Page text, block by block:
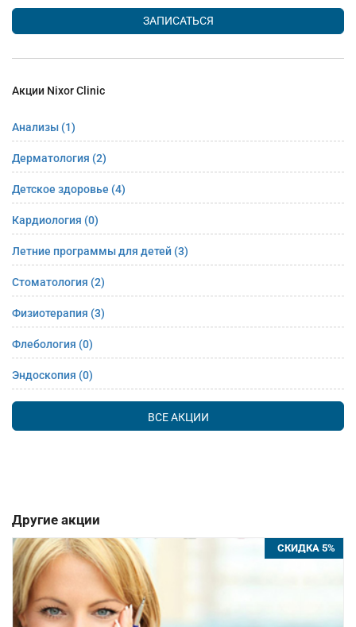
ЗАПИСАТЬСЯ
Акции Nixor Clinic
Анализы (1)
Дерматология (2)
Детское здоровье (4)
Кардиология (0)
Летние программы для детей (3)
Стоматология (2)
Физиотерапия (3)
Флебология (0)
Эндоскопия (0)
ВСЕ АКЦИИ
Другие акции
СКИДКА 5%